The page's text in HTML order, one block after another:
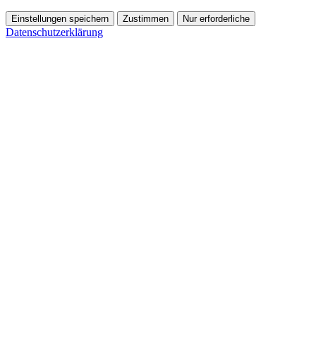
Einstellungen speichern Zustimmen Nur erforderliche
Datenschutzerklärung